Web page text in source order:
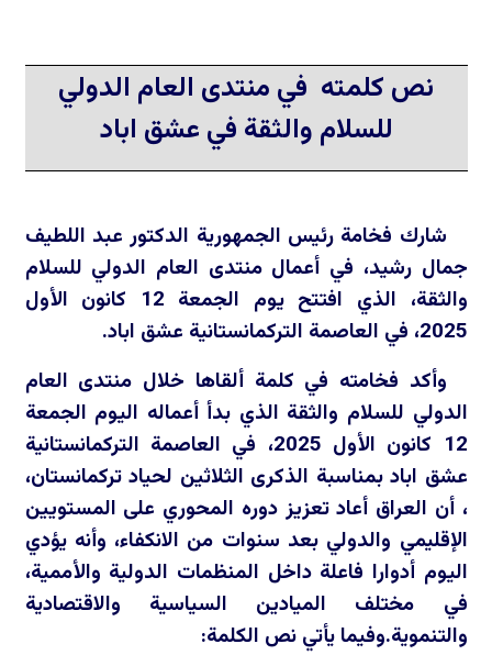
نص كلمته في منتدى العام الدولي
للسلام والثقة في عشق اباد
شارك فخامة رئيس الجمهورية الدكتور عبد اللطيف
جمال رشيد، في أعمال منتدى العام الدولي للسلام
والثقة، الذي افتتح يوم الجمعة 12 كانون الأول
2025، في العاصمة التركمانستانية عشق اباد.
وأكد فخامته في كلمة ألقاها خلال منتدى العام
الدولي للسلام والثقة الذي بدأ أعماله اليوم الجمعة
12 كانون الأول 2025، في العاصمة التركمانستانية
عشق اباد بمناسبة الذكرى الثلاثين لحياد تركمانستان،
، أن العراق أعاد تعزيز دوره المحوري على المستويين
الإقليمي والدولي بعد سنوات من الانكفاء، وأنه يؤدي
اليوم أدوارا فاعلة داخل المنظمات الدولية والأممية،
في مختلف الميادين السياسية والاقتصادية
والتنموية.وفيما يأتي نص الكلمة: